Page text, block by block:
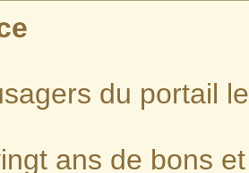
du portail
ans de bons